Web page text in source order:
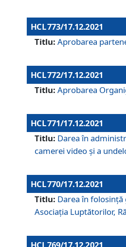
HCL 773/17.12.2021
Titlu: Aprobarea
HCL 772/17.12.2021
Titlu: Aprobarea
HCL 771/17.12.2021
Titlu: Darea în
camerei video și a
HCL 770/17.12.2021
Titlu: Darea în
Asociaţia Luptătorilor,